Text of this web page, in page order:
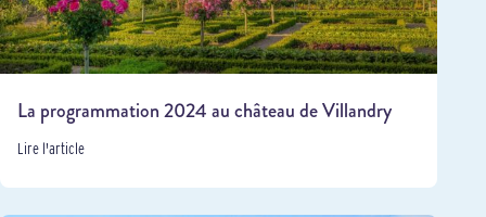
La programmation 2024 au château de Villandry
Lire l'article